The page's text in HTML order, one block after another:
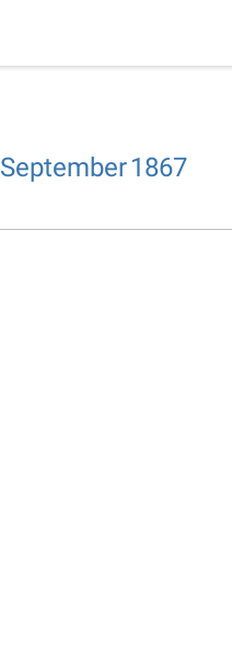
September1867